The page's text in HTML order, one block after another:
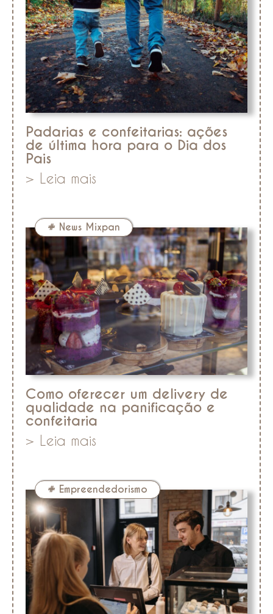
Padarias e confeitarias: ações
de última hora para o Dia dos
Pais
> Leia mais
# News Mixpan
Como oferecer um delivery de
qualidade na panificação e
confeitaria
> Leia mais
# Empreendedorismo